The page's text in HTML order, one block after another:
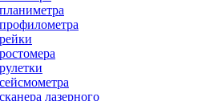
лазерного